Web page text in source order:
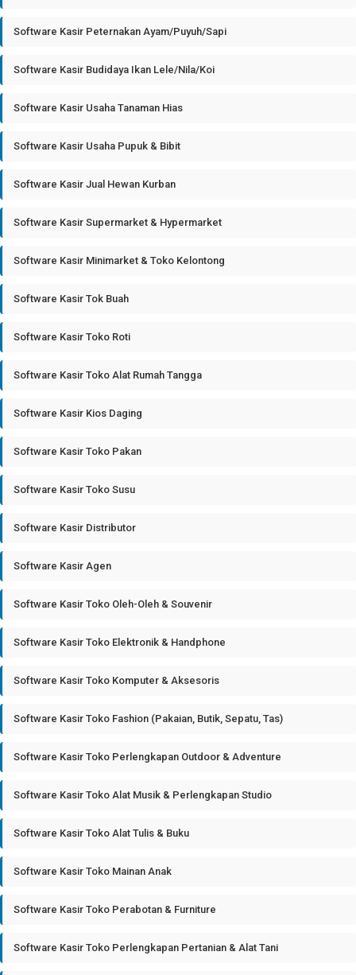
Software Kasir Peternakan Ayam/Puyuh/Sapi
Software Kasir Budidaya Ikan Lele/Nila/Koi
Software Kasir Usaha Tanaman Hias
Software Kasir Usaha Pupuk & Bibit
Software Kasir Jual Hewan Kurban
Software Kasir Supermarket & Hypermarket
Software Kasir Minimarket & Toko Kelontong
Software Kasir Tok Buah
Software Kasir Toko Roti
Software Kasir Toko Alat Rumah Tangga
Software Kasir Kios Daging
Software Kasir Toko Pakan
Software Kasir Toko Susu
Software Kasir Distributor
Software Kasir Agen
Software Kasir Toko Oleh-Oleh & Souvenir
Software Kasir Toko Elektronik & Handphone
Software Kasir Toko Komputer & Aksesoris
Software Kasir Toko Fashion (Pakaian, Butik, Sepatu, Tas)
Software Kasir Toko Perlengkapan Outdoor & Adventure
Software Kasir Toko Alat Musik & Perlengkapan Studio
Software Kasir Toko Alat Tulis & Buku
Software Kasir Toko Mainan Anak
Software Kasir Toko Perabotan & Furniture
Software Kasir Toko Perlengkapan Pertanian & Alat Tani